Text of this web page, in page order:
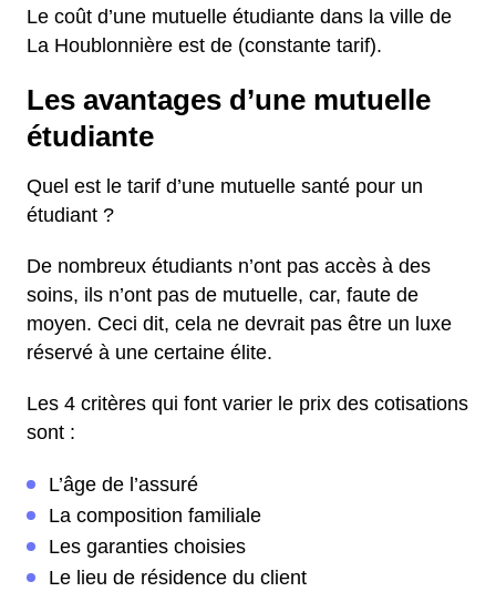
Le coût d’une mutuelle étudiante dans la ville de
La Houblonnière est de (constante tarif).
Les avantages d’une mutuelle
étudiante
Quel est le tarif d’une mutuelle santé pour un
étudiant ?
De nombreux étudiants n’ont pas accès à des
soins, ils n’ont pas de mutuelle, car, faute de
moyen. Ceci dit, cela ne devrait pas être un luxe
réservé à une certaine élite.
Les 4 critères qui font varier le prix des cotisations
sont :
L’âge de l’assuré
La composition familiale
Les garanties choisies
Le lieu de résidence du client